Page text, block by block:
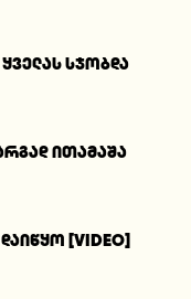
სჯობდა
ითამაშა
[VIDEO]